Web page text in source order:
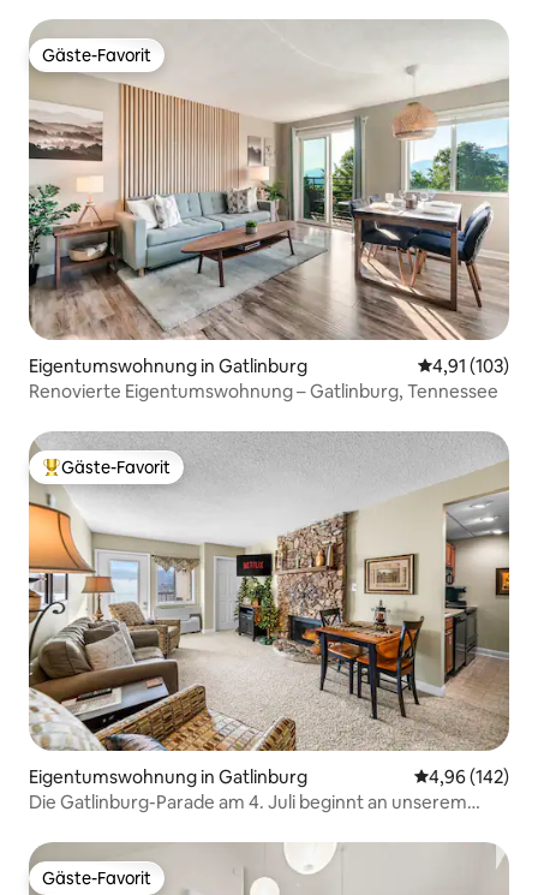
Gäste-Favorit
Gäste-Favorit
Eigentumswohnung in Gatlinburg
4,91 (103)
Renovierte Eigentumswohnung – Gatlinburg, Tennessee
Beliebter Gäste-Favorit.
Gäste-Favorit
Eigentumswohnung in Gatlinburg
4,96 (142)
Die Gatlinburg-Parade am 4. Juli beginnt an unserem
Gäste-Favorit
Gäste-Favorit